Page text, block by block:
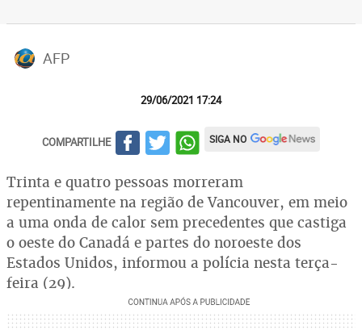
AFP
29/06/2021 17:24
COMPARTILHE SIGA NO
Trinta e quatro pessoas morreram
repentinamente na região de Vancouver, em meio
a uma onda de calor sem precedentes que castiga
o oeste do Canadá e partes do noroeste dos
Estados Unidos, informou a polícia nesta terça-
feira (29).